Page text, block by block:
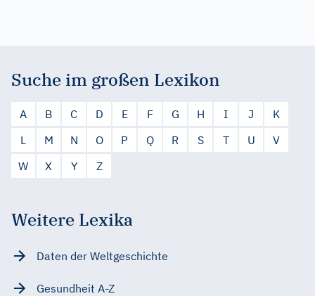
Suche im großen Lexikon
A B C D E F G H I J
K
L
M N O P Q R S T U
V
W
X Y Z
Weitere Lexika
Daten der Weltgeschichte
Gesundheit A-Z